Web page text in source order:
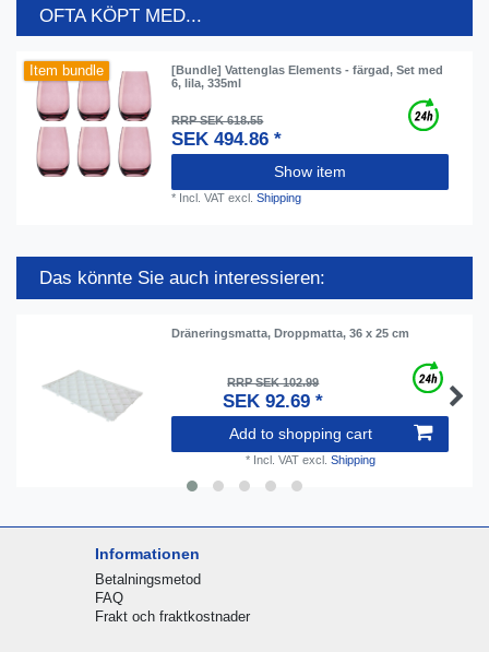
OFTA KÖPT MED...
Item bundle
[Bundle] Vattenglas Elements - färgad, Set med
6, lila, 335ml
RRP SEK 618.55
SEK 494.86 *
Show item
* Incl. VAT excl.Shipping
Das könnte Sie auch interessieren:
Dräneringsmatta, Droppmatta, 36 x 25 cm
RRP SEK 102.99
SEK 92.69 *
Add to shopping cart
* Incl. VATexcl. Shipping
Informationen
Betalningsmetod
FAQ
Frakt och fraktkostnader